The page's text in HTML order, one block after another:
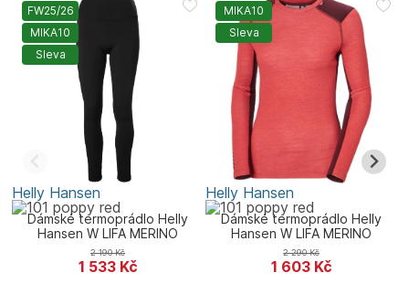
FW25/26
MIKA10
Sleva
Helly Hansen
Dámské termoprádlo Helly
Hansen W LIFA MERINO
MIDWEIGHT PANT
1 533 Kč
2 190Kč
MIKA10
Sleva
Helly Hansen
Dámské termoprádlo Helly
Hansen W LIFA MERINO
MIDWEIGHT CREW
1 603 Kč
2 290Kč